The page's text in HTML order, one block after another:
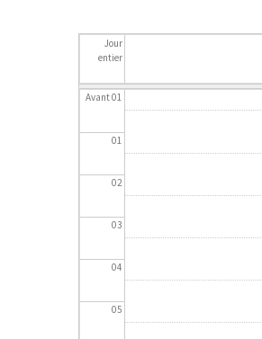
Jour
entier
Avant 01
01
02
03
04
05